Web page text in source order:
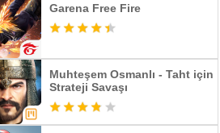
Garena Free Fire
Muhteşem Osmanlı - Taht için
Strateji Savaşı